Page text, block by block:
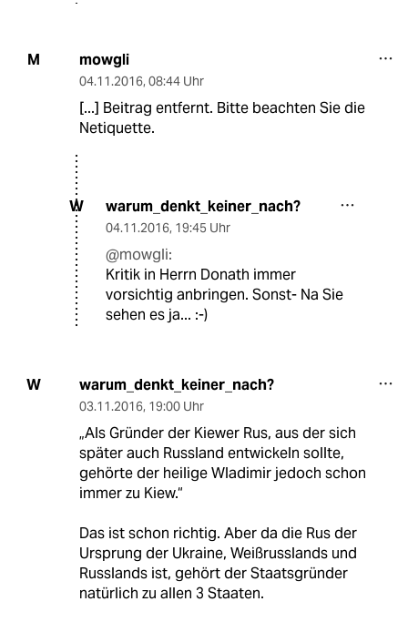
M mowgli
04.11.2016, 08:44 Uhr
[...] Beitrag entfernt. Bitte beachten Sie die
Netiquette.
W warum_denkt_keiner_nach?
04.11.2016, 19:45 Uhr
@mowgli:
Kritik in Herrn Donath immer
vorsichtig anbringen. Sonst- Na Sie
sehen es ja... :-)
W warum_denkt_keiner_nach?
03.11.2016, 19:00 Uhr
„Als Gründer der Kiewer Rus, aus der sich
später auch Russland entwickeln sollte,
gehörte der heilige Wladimir jedoch schon
immer zu Kiew.“
Das ist schon richtig. Aber da die Rus der
Ursprung der Ukraine, Weißrusslands und
Russlands ist, gehört der Staatsgründer
natürlich zu allen 3 Staaten.